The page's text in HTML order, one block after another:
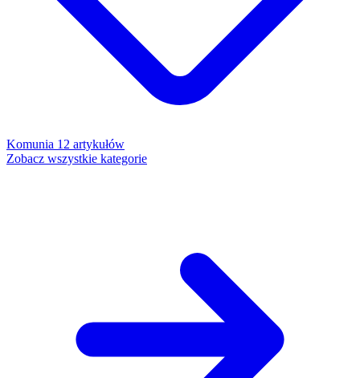
Komunia 12 artykułów
Zobacz wszystkie kategorie